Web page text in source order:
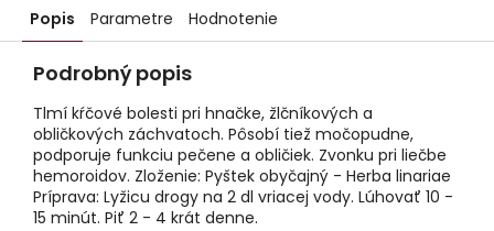
Popis Parametre Hodnotenie
Podrobný popis
Tlmí kŕčové bolesti pri hnačke, žlčníkových a
obličkových záchvatoch. Pôsobí tiež močopudne,
podporuje funkciu pečene a obličiek. Zvonku pri liečbe
hemoroidov. Zloženie: Pyštek obyčajný - Herba linariae
Príprava: Lyžicu drogy na 2 dl vriacej vody. Lúhovať 10 -
15 minút. Piť 2 - 4 krát denne.